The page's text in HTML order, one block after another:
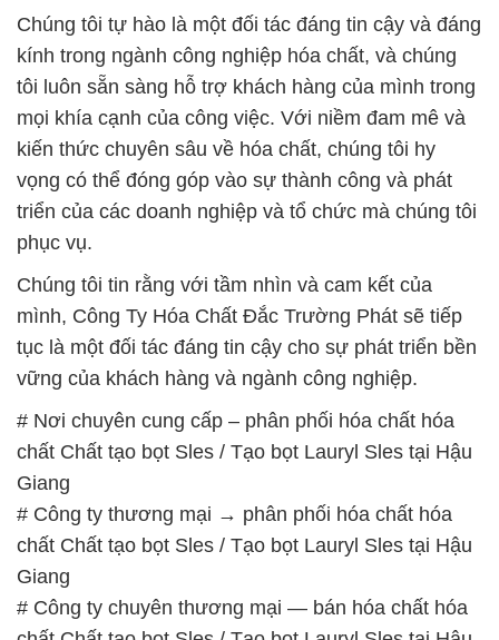
kiến thức chuyên sâu về hóa chất, chúng tôi hy
vọng có thể đóng góp vào sự thành công và phát
triển của các doanh nghiệp và tổ chức mà chúng tôi
phục vụ.
Chúng tôi tin rằng với tầm nhìn và cam kết của
mình, Công Ty Hóa Chất Đắc Trường Phát sẽ tiếp
tục là một đối tác đáng tin cậy cho sự phát triển bền
vững của khách hàng và ngành công nghiệp.
# Nơi chuyên cung cấp – phân phối hóa chất hóa
chất Chất tạo bọt Sles / Tạo bọt Lauryl Sles tại Hậu
Giang
# Công ty thương mại → phân phối hóa chất hóa
chất Chất tạo bọt Sles / Tạo bọt Lauryl Sles tại Hậu
Giang
# Công ty chuyên thương mại — bán hóa chất hóa
chất Chất tạo bọt Sles / Tạo bọt Lauryl Sles tại Hậu
Giang
# Cty chuyên cung cấp ▲ kinh doanh hóa chất hóa
chất Chất tạo bọt Sles / Tạo bọt Lauryl Sles tại Hậu
Giang